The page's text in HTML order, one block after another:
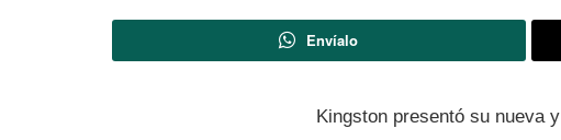
Envíalo
Kingston presentó su nueva